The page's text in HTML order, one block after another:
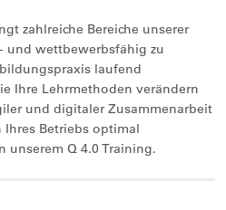
zahlreiche Bereiche unserer
und wettbewerbsfähig zu
laufend
Ihre Lehrmethoden verändern
und digitaler Zusammenarbeit
Betriebs optimal
unserem Q 4.0 Training.